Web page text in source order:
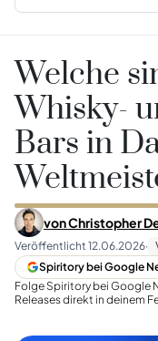
Welche
Whisky-
Bars in
vonChristopher
Veröffentlicht 12.06.2026·
Spiritory bei Google
Folge Spiritory bei Google
Releases direkt in deinem